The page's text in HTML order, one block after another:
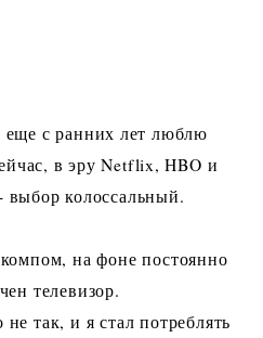
еще с ранних лет люблю
в эру Netflix, HBO и
выбор колоссальный.
на фоне постоянно
телевизор.
так, и я стал потреблять